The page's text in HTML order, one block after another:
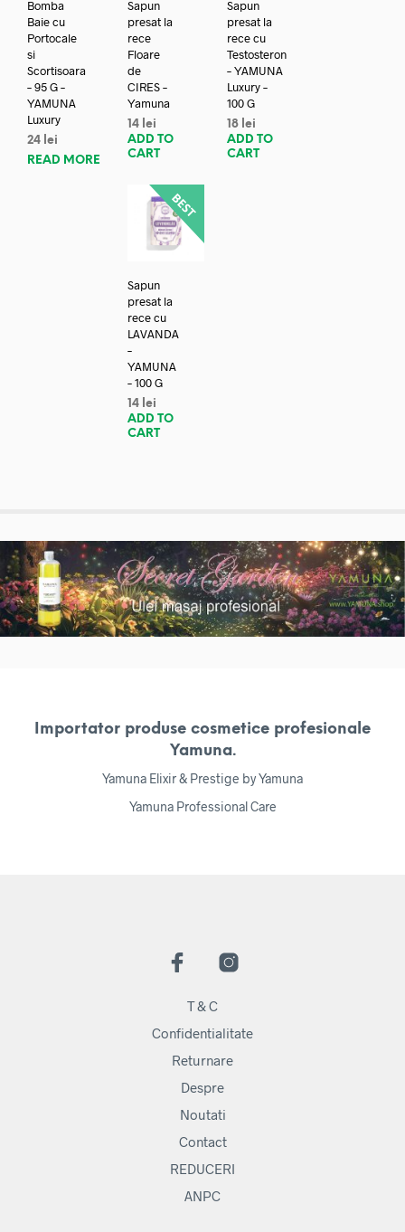
Bomba
Baie cu
Portocale
si
Scortisoara
– 95 G –
YAMUNA
Luxury
24 lei
READ MORE
Sapun
presat la
rece
Floare
de
CIRES –
Yamuna
14 lei
ADD TO
CART
Sapun
presat la
rece cu
Testosteron
– YAMUNA
Luxury –
100 G
18 lei
ADD TO
CART
Sapun
presat la
rece cu
LAVANDA
–
YAMUNA
– 100 G
14 lei
ADD TO
CART
Importator produse cosmetice profesionale
Yamuna.
Yamuna Elixir & Prestige by Yamuna
Yamuna Professional Care
T & C
Confidentialitate
Returnare
Despre
Noutati
Contact
REDUCERI
ANPC